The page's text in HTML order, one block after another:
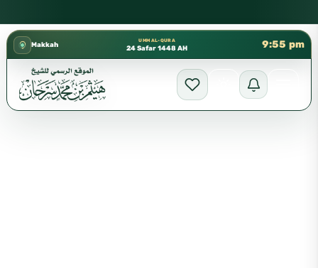
Makkah
UMM AL-QURA
24 Safar 1448 AH 9:55 pm